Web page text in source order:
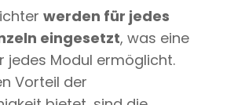
werden für jedes
eingesetzt, was eine
jedes Modul ermöglicht.
Vorteil der